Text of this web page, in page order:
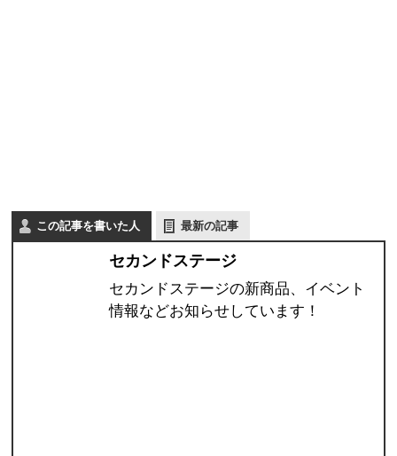
この記事を書いた人 最新の記事
セカンドステージ
セカンドステージの新商品、イベント
情報などお知らせしています！